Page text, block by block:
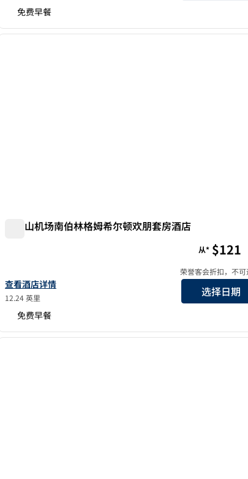
免费早餐
片
1
12
旧金山机场南伯林格姆希尔顿欢朋套房酒店
查看欢朋旧金山-伯灵格姆-机场南的酒店详情
查看酒店详情
12.24 英里
从* $121
荣誉客会折扣，不可
选择日期
免费早餐
片
1
12